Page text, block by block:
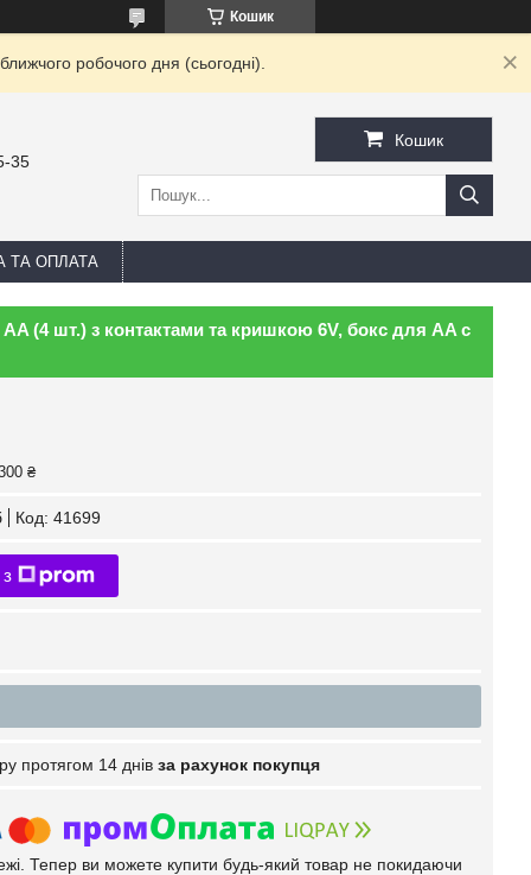
Кошик
робочого дня (сьогодні).
35
Кошик
ТА ОПЛАТА
(4 шт.) з контактами та кришкою 6V, бокс для AA с
₴
Код: 41699
протягом 14 днів за рахунок покупця
Тепер ви можете купити будь-який товар не покидаючи